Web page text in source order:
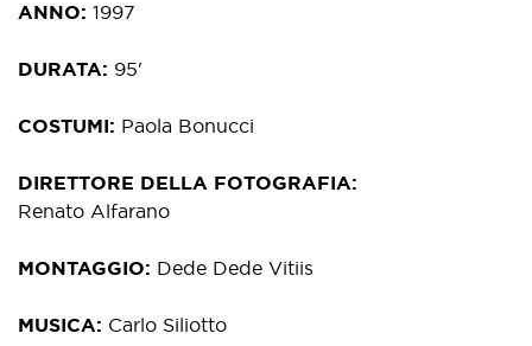
ANNO 1997
DURATA 95'
COSTUMI Paola Bonucci
DIRETTORE DELLA FOTOGRAFIA
Renato Alfarano
MONTAGGIO Dede Dede Vitiis
MUSICA Carlo Siliotto